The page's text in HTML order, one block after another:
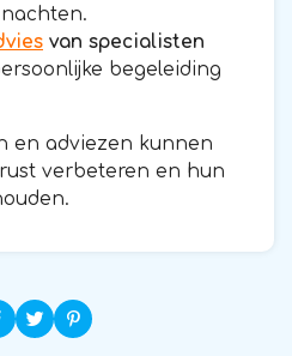
van specialisten
begeleiding
en adviezen kunnen
verbeteren en hun